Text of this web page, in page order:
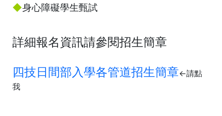
◆身心障礙學生甄試
詳細報名資訊請參閱招生簡章
四技日間部入學各管道招生簡章←請點
我